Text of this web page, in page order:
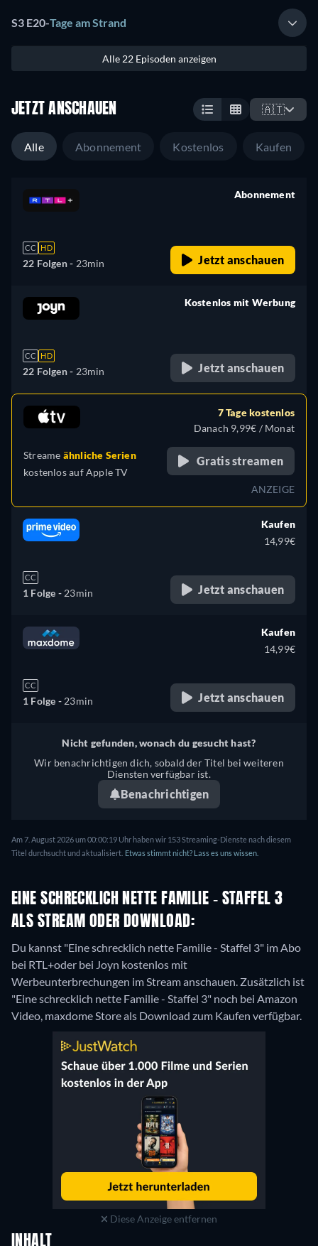
S3 E20-Tage am Strand
Alle 22 Episoden anzeigen
JETZT ANSCHAUEN 🇦🇹
Alle Abonnement Kostenlos Kaufen
CC HD
22 Folgen - 23min
Abonnement
Jetzt anschauen
CC HD
22 Folgen - 23min
Kostenlos mit Werbung
Jetzt anschauen
Streame ähnliche Serien
kostenlos aufApple TV
7 Tage kostenlos
Danach 9,99€ / Monat
Gratis streamen
ANZEIGE
CC
1 Folge - 23min
Kaufen
14,99€
Jetzt anschauen
CC
1 Folge - 23min
Kaufen
14,99€
Jetzt anschauen
Nicht gefunden, wonach du gesucht hast?
Wir benachrichtigen dich, sobald der Titel bei weiteren
Diensten verfügbar ist.
Benachrichtigen
Am 7. August 2026 um 00:00:19 Uhr haben wir 153 Streaming-Dienste nach diesem
Titel durchsucht und aktualisiert. Etwas stimmt nicht? Lass es uns wissen.
EINE SCHRECKLICH NETTE FAMILIE - STAFFEL 3
ALS STREAM ODER DOWNLOAD:
Du kannst "Eine schrecklich nette Familie - Staffel 3" im Abo
bei RTL+oder bei Joyn kostenlos mit
Werbeunterbrechungen im Stream anschauen. Zusätzlich ist
"Eine schrecklich nette Familie - Staffel 3" noch bei Amazon
Video, maxdome Store als Download zum Kaufen verfügbar.
Diese Anzeige entfernen
INHALT